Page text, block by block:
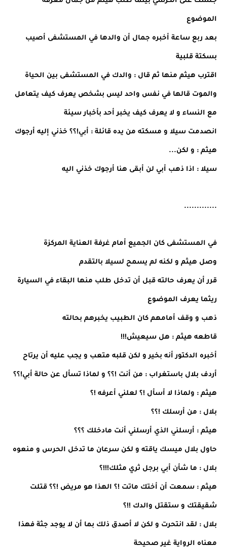
الموضوع
بعد ربع ساعة أخبره جمال أن والدها في المستشفى أصيب
بسكتة قلبية
اقترب هيثم منها ثم قال : والدك في المستشفى بين الحياة
والموت قالها في نفس واحد ليس بشخص يعرف كيف يتعامل
مع النساء و لا يعرف كيف يخبر أحد بأخبار سيئة
انصدمت سيلا و مسكته من يده قائلة : أبي!؟؟ خذني إليه أرجوك
هيثم : و لكن...
سيلا : اذا ذهب أبي لن أبقى هنا أرجوك خذني اليه
.............
في المستشفى كان الجميع أمام غرفة العناية المركزة
وصل هيثم و لكنه لم يسمح لسيلا بالتقدم
قرر أن يعرف حالته قبل أن تدخل طلب منها البقاء في السيارة
ريثما يعرف الموضوع
ذهب و وقف أمامهم كان الطبيب يخبرهم بحالته
قاطعه هيثم : هل سيعيش!!!
أخبره الدكتور أنه بخير و لكن قلبه متعب و يجب عليه أن يرتاح
أردف بلال باستغراب : من أنت !؟؟ و لماذا تسأل عن حالة أبي!؟؟
هيثم : ولماذا لا أسأل !؟ لعلني أعرفه !؟
بلال : من أرسلك !؟؟
هيثم : أرسلني الذي أرسلني أنت مادخلك ؟؟؟
حاول بلال ميسك ياقته و لكن سرعان ما تدخل الحرس و منعوه
بلال : ما شأن أبي برجل ثري مثلك!!!؟
هيثم : سمعت أن أختك ماتت !؟ الهذا هو مريض !؟؟ قتلت
شقيقتك و ستقتل والدك !!؟
بلال : لقد انتحرت و لكن لا أصدق ذلك بما أن لا يوجد جثة فهذا
معناه الرواية غير صحيحة